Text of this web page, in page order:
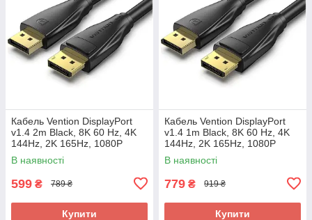
Кабель Vention DisplayPort
v1.4 2m Black, 8K 60 Hz, 4K
144Hz, 2K 165Hz, 1080P
240Hz (HCDBH)
В наявності
599 ₴ 789 ₴
Купити
Кабель Vention DisplayPort
v1.4 1m Black, 8K 60 Hz, 4K
144Hz, 2K 165Hz, 1080P
240Hz (HCDBI)
В наявності
779 ₴ 919 ₴
Купити